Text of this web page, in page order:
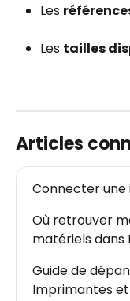
Les
Les tailles
Articles
Connecter
Où retrouver
matériels dans
Guide de
Imprimantes